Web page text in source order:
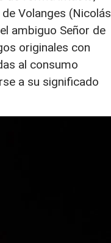
Volanges (Nicolás
ambiguo Señor de
originales con
al consumo
a su significado